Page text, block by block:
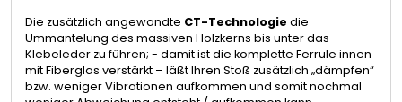
Die zusätzlich angewandte CT-Technologie die
Ummantelung des massiven Holzkerns bis unter das
Klebeleder zu führen; - damit ist die komplette Ferrule innen
mit Fiberglas verstärkt – läßt Ihren Stoß zusätzlich „dämpfen“
bzw. weniger Vibrationen aufkommen und somit nochmal